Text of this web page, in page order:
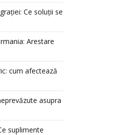
Ce soluții se
Arestare
cum afectează
asupra
suplimente